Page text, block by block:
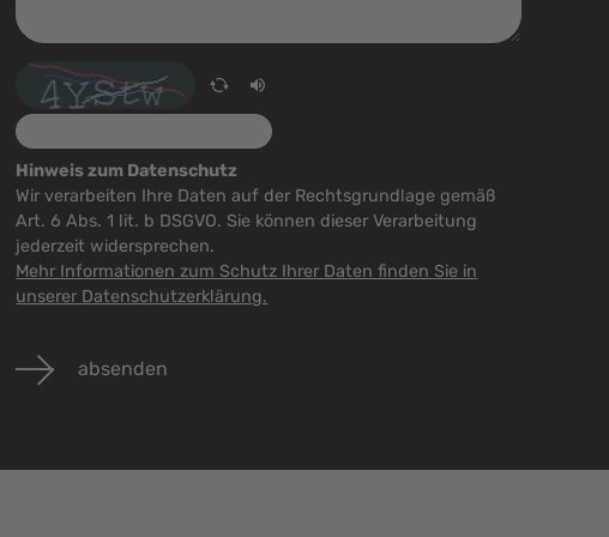
Hinweis zum Datenschutz
Wir verarbeiten Ihre Daten auf der Rechtsgrundlage gemäß
Art. 6 Abs. 1 lit. b DSGVO. Sie können dieser Verarbeitung
jederzeit widersprechen.
Mehr Informationen zum Schutz Ihrer Daten finden Sie in
unserer Datenschutzerklärung.
absenden